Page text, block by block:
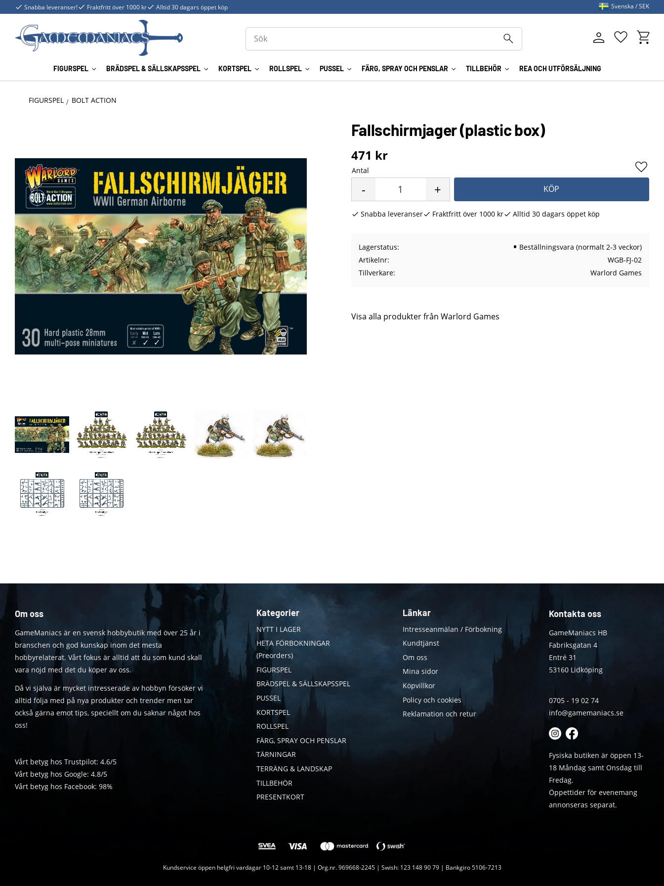
Snabba leveranser! Fraktfritt över 1000 kr Alltid 30 dagars öppet köp
FIGURSPEL BRÄDSPEL & SÄLLSKAPSSPEL KORTSPEL ROLLSPEL PUSSEL FÄRG, SPRAY OCH PENSLAR TILLBEHÖR REA OCH UTFÖRSÄLJNING
Favoriter
Svenska SEK
FIGURSPEL BOLT ACTION
Fallschirmjager (plastic box)
471 kr
Antal
+
- KÖP
Lägg
Snabba leveranser Fraktfritt över 1000 kr Alltid 30 dagars öppet köp
Lagerstatus
Beställningsvara (normalt 2-3 veckor)
Artikelnr
WGB-FJ-02
Tillverkare
Warlord Games
Visa alla produkter från Warlord Games
Om oss
GameManiacs är en svensk hobbybutik med över 25 år i
branschen och god kunskap inom det mesta
hobbyrelaterat. Vårt fokus är alltid att du som kund skall
vara nöjd med det du köper av oss.
Då vi själva är mycket intresserade av hobbyn försöker vi
alltid följa med på nya produkter och trender men tar
också gärna emot tips, speciellt om du saknar något hos
oss!
Vårt betyg hos Trustpilot: 4.6/5
Vårt betyg hos Google: 4.8/5
Vårt betyg hos Facebook: 98%
Kategorier
NYTT I LAGER
HETA FÖRBOKNINGAR
(Preorders)
FIGURSPEL
BRÄDSPEL & SÄLLSKAPSSPEL
PUSSEL
KORTSPEL
ROLLSPEL
FÄRG, SPRAY OCH PENSLAR
TÄRNINGAR
TERRÄNG & LANDSKAP
TILLBEHÖR
PRESENTKORT
Länkar
Intresseanmälan / Förbokning
Kundtjänst
Om oss
Mina sidor
Köpvillkor
Policy och cookies
Reklamation och retur
Kontakta oss
GameManiacs HB
Fabriksgatan 4
Entré 31
53160 Lidköping
0705 - 19 02 74
info@gamemaniacs.se
Fysiska butiken är öppen 13-
18 Måndag samt Onsdag till
Fredag.
Öppettider för evenemang
annonseras separat.
Kundservice öppen helgfri vardagar 10-12 samt 13-18 | Org.nr. 969668-2245 | Swish: 123 148 90 79 | Bankgiro 5106-7213